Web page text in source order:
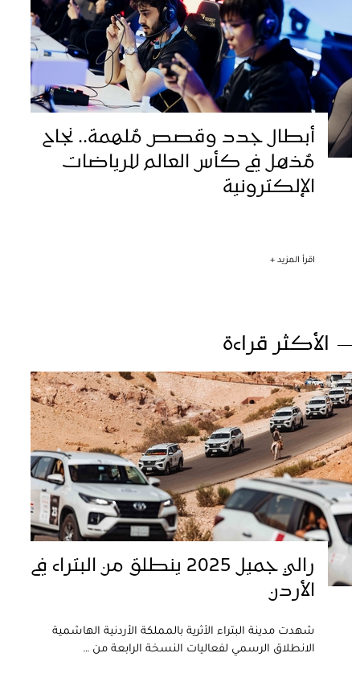
أبطال جدد وقصص مُلهمة.. نجاح
مُذهل في كأس العالم للرياضات
الإلكترونية
اقرأ المزيد +
الأكثر قراءة
رالي جميل 2025 ينطلق من البتراء في
الأردن
شهدت مدينة البتراء الأثرية بالمملكة الأردنية الهاشمية
الانطلاق الرسمي لفعاليات النسخة الرابعة من …